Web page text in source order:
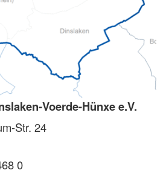
Voerde-Hünxe e.V.
Str. 24
0